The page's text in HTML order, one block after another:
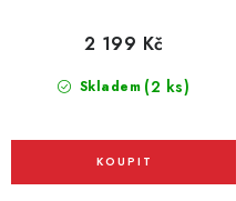
Skladem (2 ks)
2 199 Kč